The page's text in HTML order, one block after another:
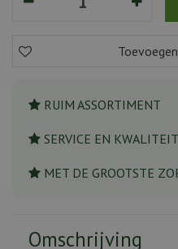
RUIM ASSORTIMENT
SERVICE EN
MET DE GROOTSTE
Omschrijving